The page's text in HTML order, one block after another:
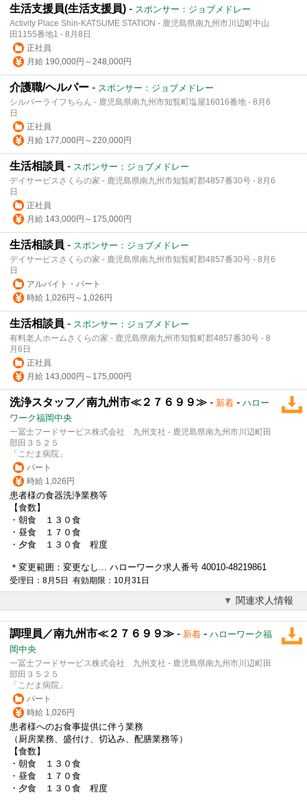
生活支援員(生活支援員) - スポンサー：ジョブメドレー
Activity Place Shin-KATSUME STATION - 鹿児島県南九州市川辺町中山
田1155番地1 - 8月8日
正社員
月給 190,000円～248,000円
介護職/ヘルパー - スポンサー：ジョブメドレー
シルバーライフちらん - 鹿児島県南九州市知覧町塩屋16016番地 - 8月6
日
正社員
月給 177,000円～220,000円
生活相談員 - スポンサー：ジョブメドレー
デイサービスさくらの家 - 鹿児島県南九州市知覧町郡4857番30号 - 8月6
日
正社員
月給 143,000円～175,000円
生活相談員 - スポンサー：ジョブメドレー
デイサービスさくらの家 - 鹿児島県南九州市知覧町郡4857番30号 - 8月6
日
アルバイト・パート
時給 1,026円～1,026円
生活相談員 - スポンサー：ジョブメドレー
有料老人ホームさくらの家 - 鹿児島県南九州市知覧町郡4857番30号 - 8
月6日
正社員
月給 143,000円～175,000円
洗浄スタッフ／南九州市≪２７６９９≫ - 新着 - ハロー
ワーク福岡中央
一冨士フードサービス株式会社 九州支社 - 鹿児島県南九州市川辺町田
部田３５２５
「こだま病院」
パート
時給 1,026円
患者様の食器洗浄業務等
【食数】
・朝食 １３０食
・昼食 １７０食
・夕食 １３０食 程度
＊変更範囲：変更なし... ハローワーク求人番号 40010-48219861
受理日：8月5日 有効期限：10月31日
関連求人情報
調理員／南九州市≪２７６９９≫ - 新着 - ハローワーク福
岡中央
一冨士フードサービス株式会社 九州支社 - 鹿児島県南九州市川辺町田
部田３５２５
「こだま病院」
パート
時給 1,026円
患者様へのお食事提供に伴う業務
（厨房業務、盛付け、切込み、配膳業務等）
【食数】
・朝食 １３０食
・昼食 １７０食
・夕食 １３０食 程度